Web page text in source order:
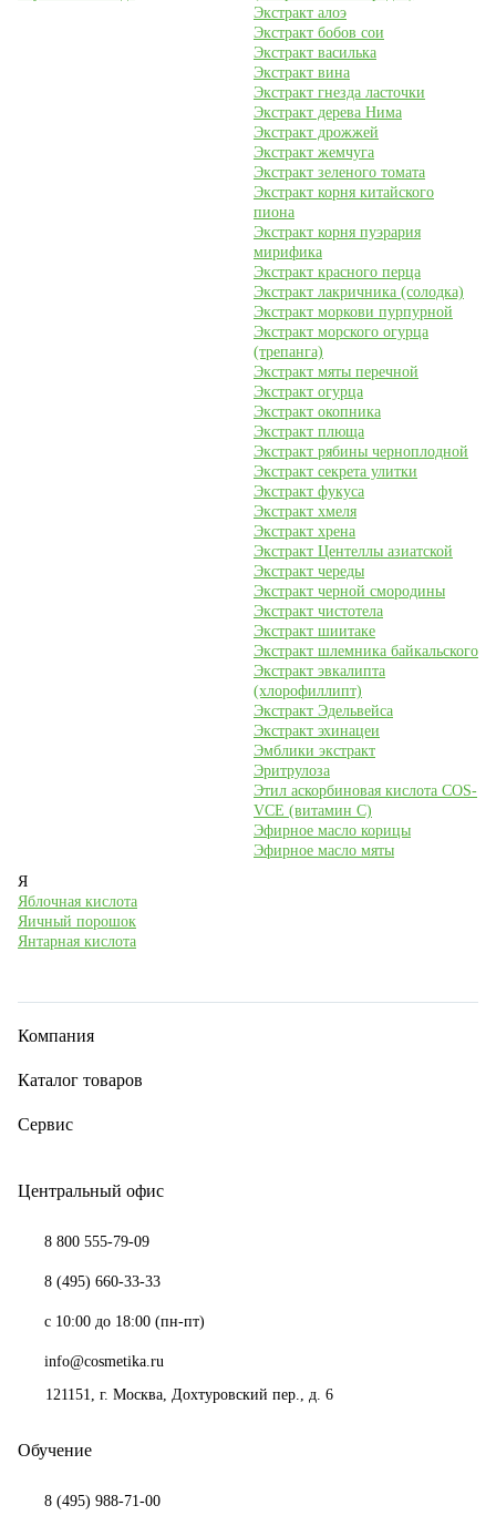
Экстракт алоэ
Экстракт бобов сои
Экстракт василька
Экстракт вина
Экстракт гнезда ласточки
Экстракт дерева Нима
Экстракт дрожжей
Экстракт жемчуга
Экстракт зеленого томата
Экстракт корня китайского
пиона
Экстракт корня пуэрария
мирифика
Экстракт красного перца
Экстракт лакричника (солодка)
Экстракт моркови пурпурной
Экстракт морского огурца
(трепанга)
Экстракт мяты перечной
Экстракт огурца
Экстракт окопника
Экстракт плюща
Экстракт рябины черноплодной
Экстракт секрета улитки
Экстракт фукуса
Экстракт хмеля
Экстракт хрена
Экстракт Центеллы азиатской
Экстракт череды
Экстракт черной смородины
Экстракт чистотела
Экстракт шиитаке
Экстракт шлемника байкальского
Экстракт эвкалипта
(хлорофиллипт)
Экстракт Эдельвейса
Экстракт эхинацеи
Эмблики экстракт
Эритрулоза
Этил аскорбиновая кислота COS-
VCE (витамин С)
Эфирное масло корицы
Эфирное масло мяты
Я
Яблочная кислота
Яичный порошок
Янтарная кислота
Компания
Каталог товаров
Сервис
Центральный офис
8 800 555-79-09
8 (495) 660-33-33
с 10:00 до 18:00 (пн-пт)
info@cosmetika.ru
121151, г. Москва, Дохтуровский пер., д. 6
Обучение
8 (495) 988-71-00